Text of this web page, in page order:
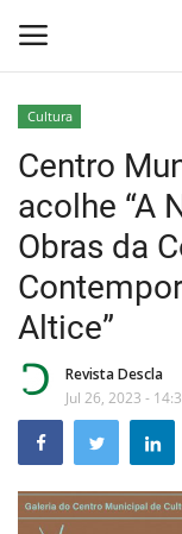
Home
...by Descla
Desporto
Contactos
Sobre Nós
Educação
Cultura
Centro
acolhe “A
Obras da
Altice”
Revista Descla
Jul 26, 2023 -